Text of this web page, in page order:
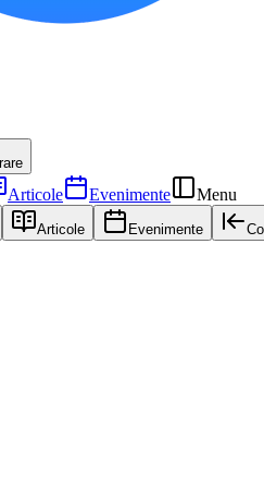
Articole Evenimente Menu
Articole Evenimente